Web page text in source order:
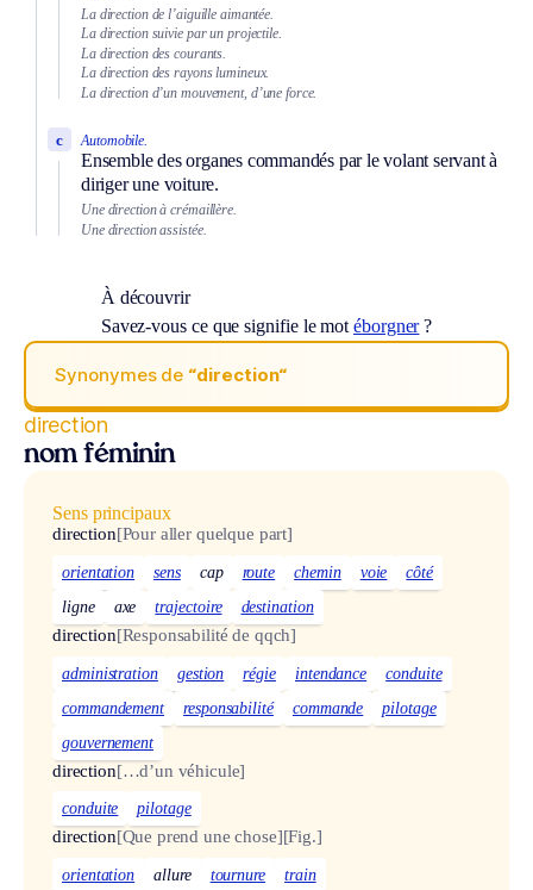
La direction de l’aiguille aimantée.
La direction suivie par un projectile.
La direction des courants.
La direction des rayons lumineux.
La direction d’un mouvement, d’une force.
Automobile.
Ensemble des organes commandés par le volant servant à
diriger une voiture.
c
Une direction à crémaillère.
Une direction assistée.
À découvrir
Savez-vous ce que signifie le motéborgner?
Synonymes de “direction“
direction
nom féminin
Sens principaux
direction[Pour aller quelque part]
orientation sens cap route chemin voie
côté
ligne
axe trajectoire destination
direction[Responsabilité de qqch]
administration gestion régie intendance
conduite
commandement
responsabilité commande
pilotage
gouvernement
direction[…d’un véhicule]
conduite pilotage
direction[Que prend une chose][Fig.]
orientation allure tournure train